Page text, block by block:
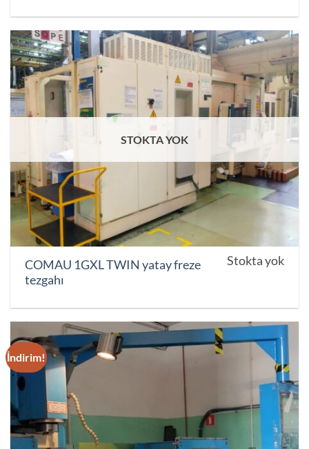
STOKTA YOK
COMAU 1GXL TWIN yatay freze
tezgahı
Stokta yok
İndirim!